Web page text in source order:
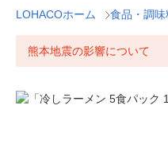
LOHACOホーム 食品・調
熊本地震の影響について